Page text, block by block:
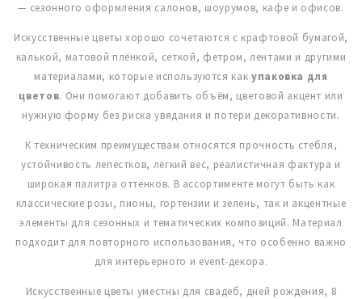
— сезонного оформления салонов, шоурумов, кафе и офисов.
Искусственные цветы хорошо сочетаются с крафтовой бумагой,
калькой, матовой плёнкой, сеткой, фетром, лентами и другими
материалами, которые используются как упаковка для
цветов. Они помогают добавить объём, цветовой акцент или
нужную форму без риска увядания и потери декоративности.
К техническим преимуществам относятся прочность стебля,
устойчивость лепестков, лёгкий вес, реалистичная фактура и
широкая палитра оттенков. В ассортименте могут быть как
классические розы, пионы, гортензии и зелень, так и акцентные
элементы для сезонных и тематических композиций. Материал
подходит для повторного использования, что особенно важно
для интерьерного и event-декора.
Искусственные цветы уместны для свадеб, дней рождения, 8